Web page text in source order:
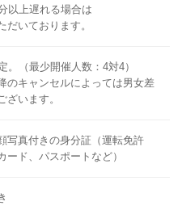
以上遅れる場合は
いております。
。（最少開催人数：4対4）
のキャンセルによっては男女差
ざいます。
写真付きの身分証（運転免許
ード、パスポートなど）